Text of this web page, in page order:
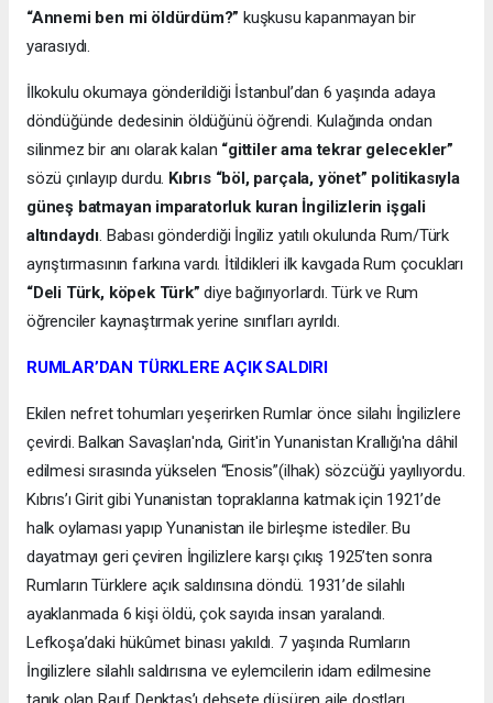
“Annemi ben mi öldürdüm?”kuşkusu kapanmayan bir
yarasıydı.
İlkokulu okumaya gönderildiği İstanbul’dan 6 yaşında adaya
döndüğünde dedesinin öldüğünü öğrendi. Kulağında ondan
silinmez bir anı olarak kalan “gittiler ama tekrar gelecekler”
sözü çınlayıp durdu. Kıbrıs “böl, parçala, yönet” politikasıyla
güneş batmayan imparatorluk kuran İngilizlerin işgali
altındaydı. Babası gönderdiği İngiliz yatılı okulunda Rum/Türk
ayrıştırmasının farkına vardı. İtildikleri ilk kavgada Rum çocukları
“Deli Türk, köpek Türk” diye bağırıyorlardı. Türk ve Rum
öğrenciler kaynaştırmak yerine sınıfları ayrıldı.
RUMLAR’DAN TÜRKLERE AÇIK SALDIRI
Ekilen nefret tohumları yeşerirken Rumlar önce silahı İngilizlere
çevirdi. Balkan Savaşları'nda, Girit'in Yunanistan Krallığı'na dâhil
edilmesi sırasında yükselen “Enosis”(ilhak) sözcüğü yayılıyordu.
Kıbrıs’ı Girit gibi Yunanistan topraklarına katmak için 1921’de
halk oylaması yapıp Yunanistan ile birleşme istediler. Bu
dayatmayı geri çeviren İngilizlere karşı çıkış 1925’ten sonra
Rumların Türklere açık saldırısına döndü. 1931’de silahlı
ayaklanmada 6 kişi öldü, çok sayıda insan yaralandı.
Lefkoşa’daki hükûmet binası yakıldı. 7 yaşında Rumların
İngilizlere silahlı saldırısına ve eylemcilerin idam edilmesine